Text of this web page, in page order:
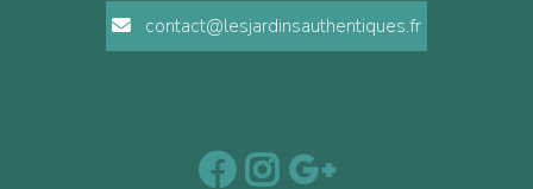
contact@lesjardinsauthentiques.fr